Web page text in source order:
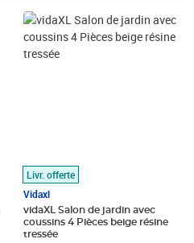
Livr. offerte
Vidaxl
vidaXL Salon de jardin avec
coussins 4 Pièces beige résine
tressée
Prix 362,77€